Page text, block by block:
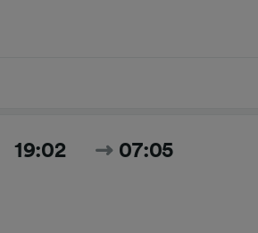
19:02 07:05